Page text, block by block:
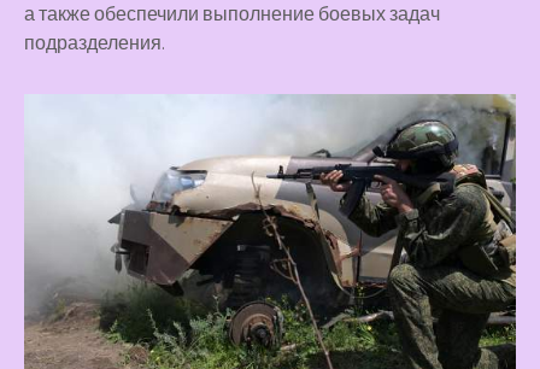
а также обеспечили выполнение боевых задач
подразделения.